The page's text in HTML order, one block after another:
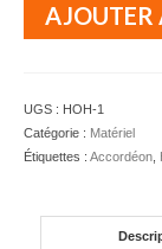
2915G-
AJOUTER
UGS : HOH-1
Catégorie : Matériel
Étiquettes : Accordéon